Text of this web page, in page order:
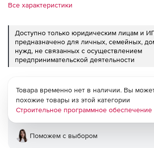
Все характеристики
Доступно только юридическим лицам и
предназначено для личных, семейных,
нужд, не связанных с осуществлением
предпринимательской деятельности
Товара временно нет в наличии. Вы
похожие товары из этой категории
Строительное программное обеспечение
Поможем с выбором